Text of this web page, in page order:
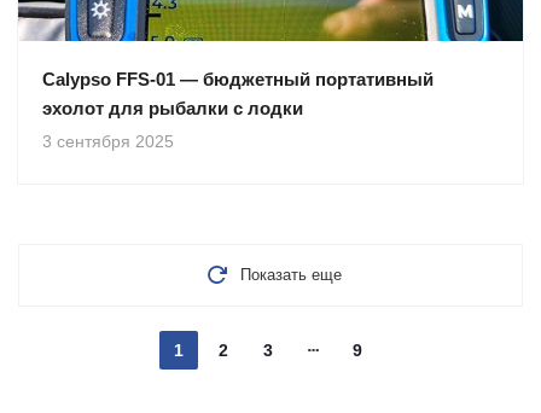
Calypso FFS-01 — бюджетный портативный
эхолот для рыбалки с лодки
3 сентября 2025
Показать еще
1 2 3 9